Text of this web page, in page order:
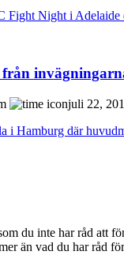
Fight Night i Adelaide
juli 22,
i Hamburg där
du inte har råd att
än vad du har råd